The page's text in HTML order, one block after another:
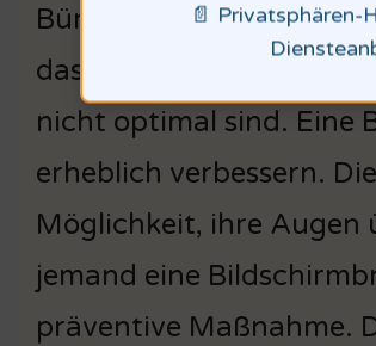
Büro führen wir
dass viele Beschäftigte
nicht optimal sind. Eine
erheblich verbessern.
Möglichkeit, ihre Augen
jemand eine
präventive Maßnahme.
📄 Privatsphären-